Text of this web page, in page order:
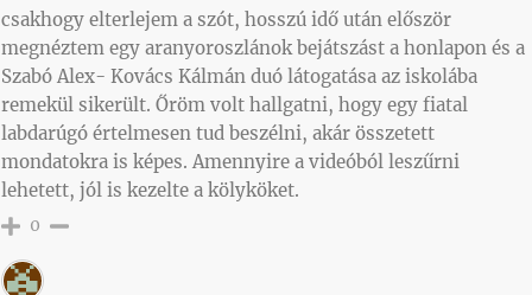
csakhogy elterlejem a szót, hosszú idő után először
megnéztem egy aranyoroszlánok bejátszást a honlapon és a
Szabó Alex- Kovács Kálmán duó látogatása az iskolába
remekül sikerült. Őröm volt hallgatni, hogy egy fiatal
labdarúgó értelmesen tud beszélni, akár összetett
mondatokra is képes. Amennyire a videóból leszűrni
lehetett, jól is kezelte a kölyköket.
0